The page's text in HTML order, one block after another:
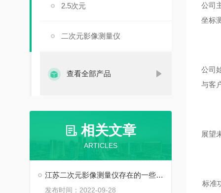
2.5次元
二次元影像测量仪
查看全部产品
相关文章
ARTICLES
江苏二次元影像测量仪存在的一些问题解释
发布时间：2022-09-28
公司
坐标
公司
与客
展望
标准